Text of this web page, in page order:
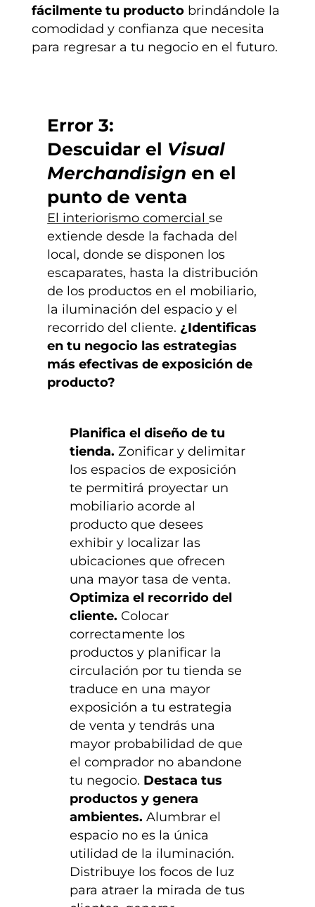
fácilmente tu productobrindándole la
comodidad y confianza que necesita
para regresar a tu negocio en el futuro.
Error 3:
Descuidar el Visual
Merchandisign en el
punto de venta
El interiorismo comercial se
extiende desde la fachada del
local, donde se disponen los
escaparates, hasta la distribución
de los productos en el mobiliario,
la iluminación del espacio y el
recorrido del cliente. ¿Identificas
en tu negocio las estrategias
más efectivas de exposición de
producto?
Planifica el diseño de tu
tienda. Zonificar y delimitar
los espacios de exposición
te permitirá proyectar un
mobiliario acorde al
producto que desees
exhibir y localizar las
ubicaciones que ofrecen
una mayor tasa de venta.
Optimiza el recorrido del
cliente. Colocar
correctamente los
productos y planificar la
circulación por tu tienda se
traduce en una mayor
exposición a tu estrategia
de venta y tendrás una
mayor probabilidad de que
el comprador no abandone
tu negocio. Destaca tus
productos y genera
ambientes. Alumbrar el
espacio no es la única
utilidad de la iluminación.
Distribuye los focos de luz
para atraer la mirada de tus